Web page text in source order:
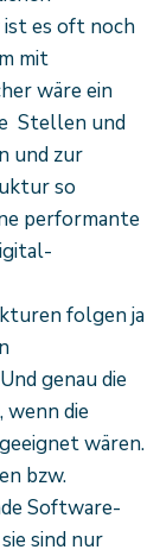
es oft noch
mit
wäre ein
Stellen und
und zur
so
performante
folgen ja
genau die
wenn die
wären.
bzw.
Software-
sind nur